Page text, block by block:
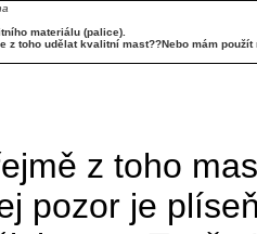
materiálu (palice).
z toho udělat kvalitní mast??Nebo mám
z toho
pozor je